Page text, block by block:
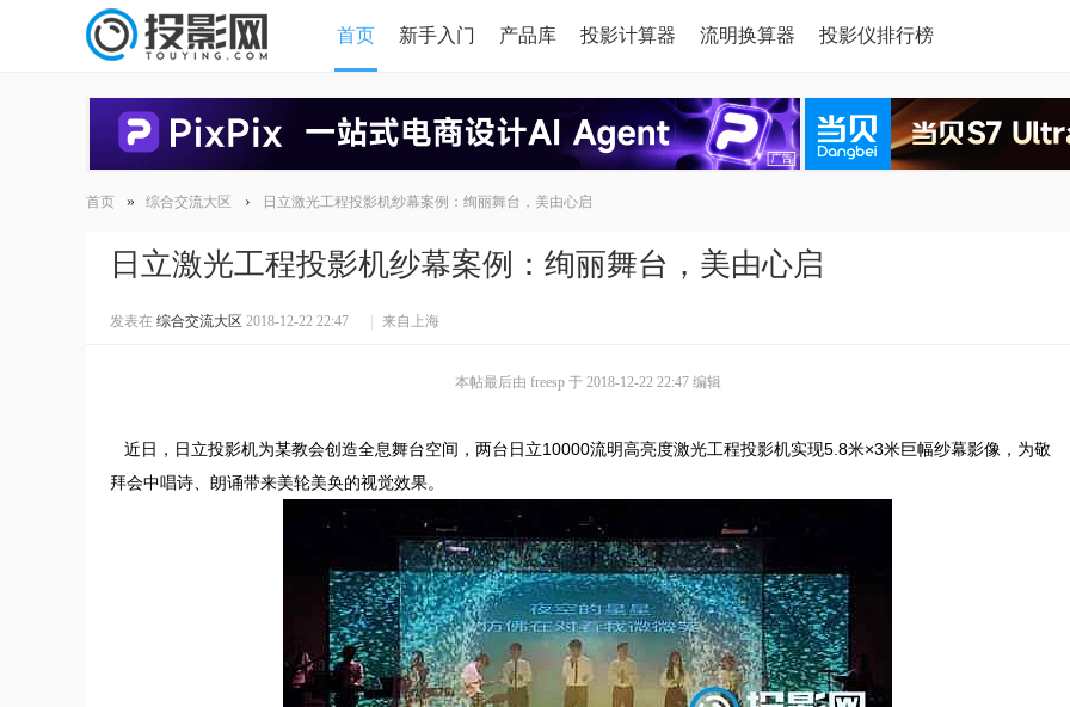
首页 新手入门 产品库 投影计算器 流明换算器 投影仪排行榜
HDMI版本对比
首页 » 综合交流大区 › 日立激光工程投影机纱幕案例：绚丽舞台，美由心启
日立激光工程投影机纱幕案例：绚丽舞台，美由心启
发表在 综合交流大区 2018-12-22 22:47 来自上海
本帖最后由 freesp 于 2018-12-22 22:47 编辑
近日，日立投影机为某教会创造全息舞台空间，两台日立10000流明高亮度激光工程投影机实现5.8米×3米巨幅纱幕影像，为敬
拜会中唱诗、朗诵带来美轮美奂的视觉效果。